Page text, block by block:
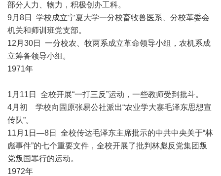
部分人力、物力，积极创办工科。
9月8日 学校成立宁夏大学一分校畜牧兽医系、分校革委会
机关和师训班党支部。
12月30日 一分校农、牧两系成立革命领导小组，农机系成
立筹备领导小组。
1971年
1月11日 全校开展“一打三反”运动，一些教师受到批斗。
4月初 学校向固原张易公社派出“农业学大寨毛泽东思想宣
传队”。
11月1日—8日 全校传达毛泽东主席批示的中共中央关于“林
彪事件”的七个重要文件，全校开展了批判林彪反党集团叛
党叛国罪行的运动。
1972年